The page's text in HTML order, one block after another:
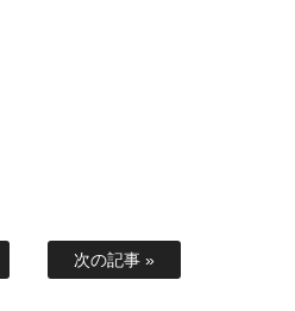
次の記事 »